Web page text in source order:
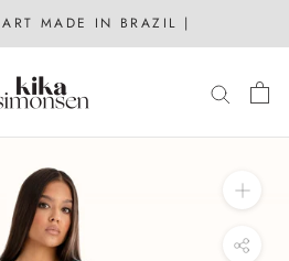
MADE IN BRAZIL |